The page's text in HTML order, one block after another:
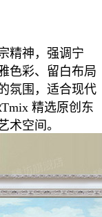
精神，强调宁
色彩、留白布局
氛围，适合现代
精选原创东
术空间。